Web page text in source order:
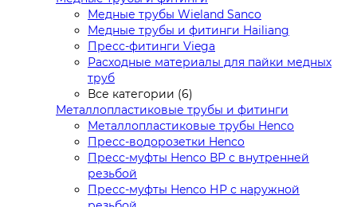
Медные трубы Wieland Sanco
Медные трубы и фитинги Hailiang
Пресс-фитинги Viega
Расходные материалы для пайки медных
труб
Все категории (6)
Металлопластиковые трубы и фитинги
Металлопластиковые трубы Henco
Пресс-водорозетки Henco
Пресс-муфты Henco ВР с внутренней
резьбой
Пресс-муфты Henco НР с наружной